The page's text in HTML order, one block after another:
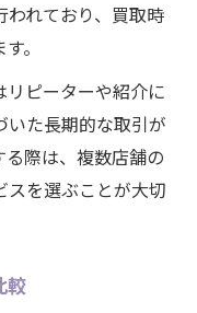
れており、買取時
。
リピーターや紹介に
いた長期的な取引が
際は、複数店舗の
を選ぶことが大切
較